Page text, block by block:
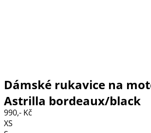
Dámské rukavice na
Astrilla bordeaux/black
990,- Kč
XS